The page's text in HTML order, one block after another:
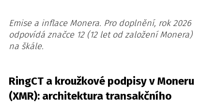
Emise a inflace Monera. Pro doplnění, rok 2026
odpovídá značce 12 (12 let od založení Monera)
na škále.
RingCT a kroužkové podpisy v Moneru
(XMR): architektura transakčního